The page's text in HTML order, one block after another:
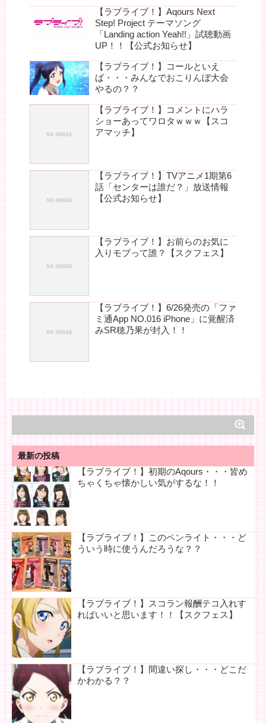
【ラブライブ！】Aqours Next
Step! Project テーマソング
「Landing action Yeah!!」試聴動画
UP！！【公式お知らせ】
【ラブライブ！】コールといえ
ば・・・みんなでおこりんぼ大会
やるの？？
【ラブライブ！】コメントにハラ
ショーあってワロタｗｗｗ【スコ
アマッチ】
【ラブライブ！】TVアニメ1期第6
話「センターは誰だ？」放送情報
【公式お知らせ】
【ラブライブ！】お前らのお気に
入りモブって誰？【スクフェス】
【ラブライブ！】6/26発売の「ファ
ミ通App NO.016 iPhone」に覚醒済
みSR穂乃果が封入！！
最新の投稿
【ラブライブ！】初期のAqours・・・皆め
ちゃくちゃ懐かしい気がするな！！
【ラブライブ！】このペンライト・・・ど
ういう時に使うんだろうな？？
【ラブライブ！】スコラン報酬テコ入れす
ればいいと思います！！【スクフェス】
【ラブライブ！】間違い探し・・・どこだ
かわかる？？